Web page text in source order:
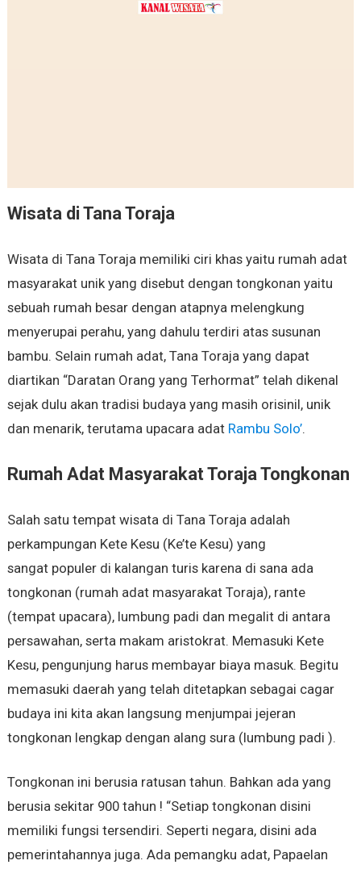
Wisata di Tana Toraja
Wisata di Tana Toraja memiliki ciri khas yaitu rumah adat
masyarakat unik yang disebut dengan tongkonan yaitu
sebuah rumah besar dengan atapnya melengkung
menyerupai perahu, yang dahulu terdiri atas susunan
bambu. Selain rumah adat, Tana Toraja yang dapat
diartikan “Daratan Orang yang Terhormat” telah dikenal
sejak dulu akan tradisi budaya yang masih orisinil, unik
dan menarik, terutama upacara adat Rambu Solo’.
Rumah Adat Masyarakat Toraja Tongkonan
Salah satu tempat wisata di Tana Toraja adalah
perkampungan Kete Kesu (Ke’te Kesu) yang
sangat populer di kalangan turis karena di sana ada
tongkonan (rumah adat masyarakat Toraja), rante
(tempat upacara), lumbung padi dan megalit di antara
persawahan, serta makam aristokrat. Memasuki Kete
Kesu, pengunjung harus membayar biaya masuk. Begitu
memasuki daerah yang telah ditetapkan sebagai cagar
budaya ini kita akan langsung menjumpai jejeran
tongkonan lengkap dengan alang sura (lumbung padi ).
Tongkonan ini berusia ratusan tahun. Bahkan ada yang
berusia sekitar 900 tahun ! “Setiap tongkonan disini
memiliki fungsi tersendiri. Seperti negara, disini ada
pemerintahannya juga. Ada pemangku adat, Papaelan